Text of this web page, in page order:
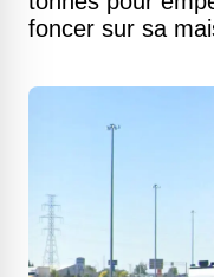
foncer sur sa